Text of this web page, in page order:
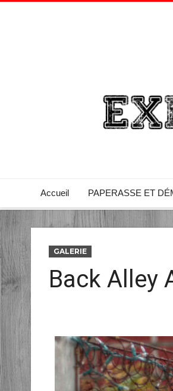
Accueil PAPERASSE ET
GALERIE
Back Alley